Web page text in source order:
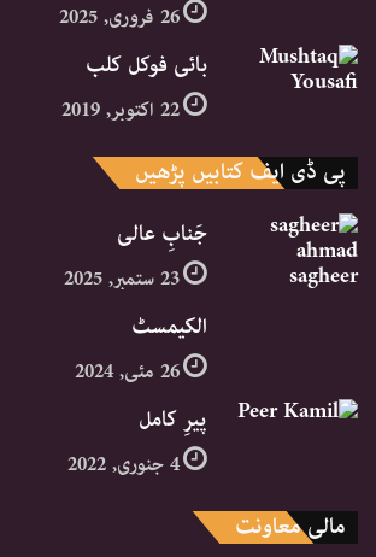
26 فروری, 2025
بائی فوکل کلب
22 اکتوبر, 2019
پی ڈی ایف کتابیں پڑھیں
جَنابِ عالی
23 ستمبر, 2025
الکیمسٹ
26 مئی, 2024
پیرِ کامل
4 جنوری, 2022
مالی معاونت